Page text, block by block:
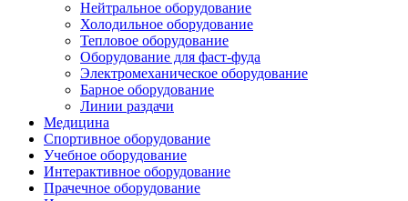
Нейтральное оборудование
Холодильное оборудование
Тепловое оборудование
Оборудование для фаст-фуда
Электромеханическое оборудование
Барное оборудование
Линии раздачи
Медицина
Спортивное оборудование
Учебное оборудование
Интерактивное оборудование
Прачечное оборудование